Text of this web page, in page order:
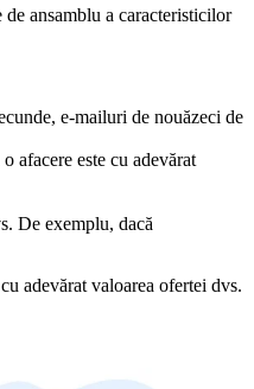
ansamblu a caracteristicilor
e-mailuri de nouăzeci de
afacere este cu adevărat
De exemplu, dacă
adevărat valoarea ofertei dvs.